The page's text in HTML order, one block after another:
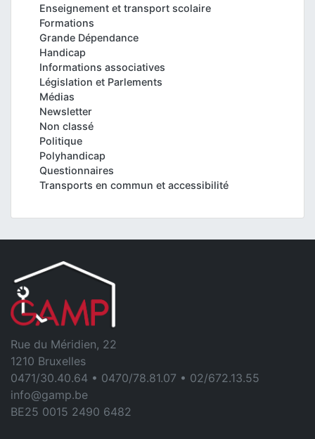
Enseignement et transport scolaire
Formations
Grande Dépendance
Handicap
Informations associatives
Législation et Parlements
Médias
Newsletter
Non classé
Politique
Polyhandicap
Questionnaires
Transports en commun et accessibilité
Rue du Méridien, 22
1210 Bruxelles
0471/30.40.64 • 0470/78.81.07 • 02/672.13.55
info@gamp.be
BE25 0015 2490 6482